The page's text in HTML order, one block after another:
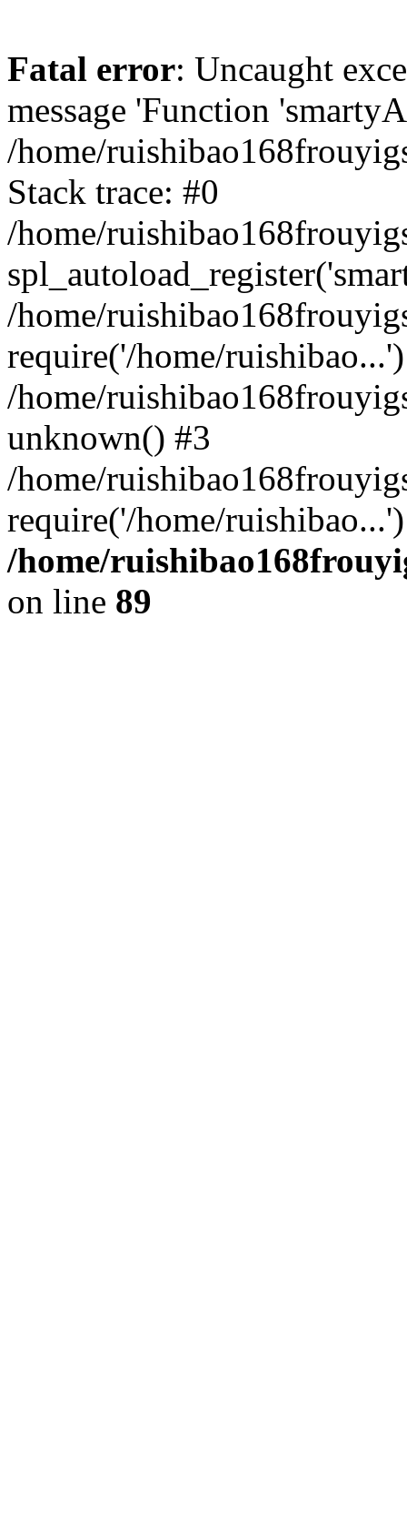
Fatal error: Uncaught
message 'Function
/home/
Stack trace: #0
/home/
/home/
require('/home/
/home/
unknown() #3
/home/
require('/home/
/home/
on line 89